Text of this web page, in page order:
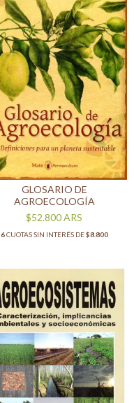
GLOSARIO DE
AGROECOLOGÍA
$52.800ARS
6CUOTAS SIN INTERÉS DE$8.800